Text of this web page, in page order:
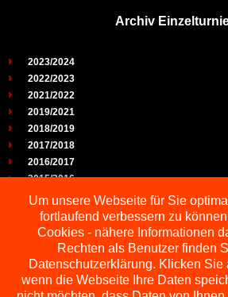
Archiv
2023/2024
2022/2023
2021/2022
2019/2021
2018/2019
2017/2018
2016/2017
2015/2016
2014/2015
2013/2014
2012/2013
2011/2012
2010/2011
2009/2010
Um unsere Webseite für Sie
fortlaufend verbessern zu
Cookies - nähere Informationen
Rechten als Benutzer finden
Datenschutzerklärung. Klicken Sie
wenn die Webseite Ihre Daten